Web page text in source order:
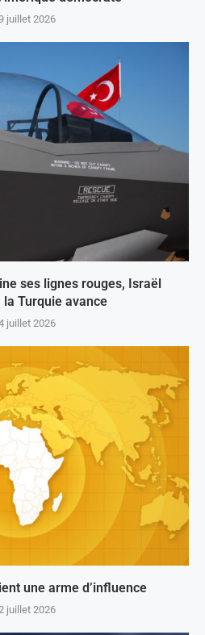
juillet 2026
ses lignes rouges, Israël
la Turquie avance
juillet 2026
une arme d’influence
juillet 2026